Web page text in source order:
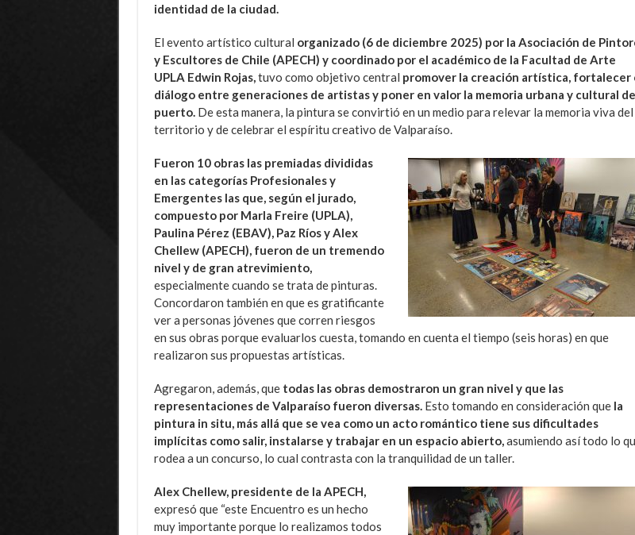
identidad de la ciudad.
El evento artístico cultural organizado (6 de diciembre 2025) por la Asociación de
y Escultores de Chile (APECH) y coordinado por el académico de la Facultad de Arte
UPLA Edwin Rojas, tuvo como objetivo central promover la creación artística, fortalecer
diálogo entre generaciones de artistas y poner en valor la memoria urbana y cultural
puerto. De esta manera, la pintura se convirtió en un medio para relevar la memoria viva del
territorio y de celebrar el espíritu creativo de Valparaíso.
Fueron 10 obras las premiadas divididas
en las categorías Profesionales y
Emergentes las que, según el jurado,
compuesto por Marla Freire (UPLA),
Paulina Pérez (EBAV), Paz Ríos y Alex
Chellew (APECH), fueron de un tremendo
nivel y de gran atrevimiento,
especialmente cuando se trata de pinturas.
Concordaron también en que es gratificante
ver a personas jóvenes que corren riesgos
en sus obras porque evaluarlos cuesta, tomando en cuenta el tiempo (seis horas) en que
realizaron sus propuestas artísticas.
Agregaron, además, que todas las obras demostraron un gran nivel y que las
representaciones de Valparaíso fueron diversas. Esto tomando en consideración que la
pintura in situ, más allá que se vea como un acto romántico tiene sus dificultades
implícitas como salir, instalarse y trabajar en un espacio abierto, asumiendo así todo lo
rodea a un concurso, lo cual contrasta con la tranquilidad de un taller.
Alex Chellew, presidente de la APECH,
expresó que “este Encuentro es un hecho
muy importante porque lo realizamos todos